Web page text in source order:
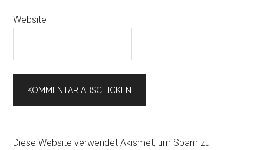
Website
Diese Website verwendet Akismet, um Spam zu